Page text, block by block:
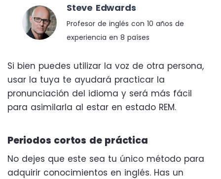
Steve Edwards
Profesor de inglés con 10 años de
experiencia en 8 países
Si bien puedes utilizar la voz de otra persona,
usar la tuya te ayudará practicar la
pronunciación del idioma y será más fácil
para asimilarla al estar en estado REM.
Periodos cortos de práctica
No dejes que este sea tu único método para
adquirir conocimientos en inglés. Has un